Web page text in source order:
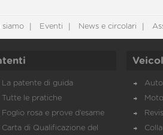
siamo Eventi News e circolari
La patente di guida
Tutte le pratiche
Foglio rosa e prove d’esame
Carta di Qualificazione del